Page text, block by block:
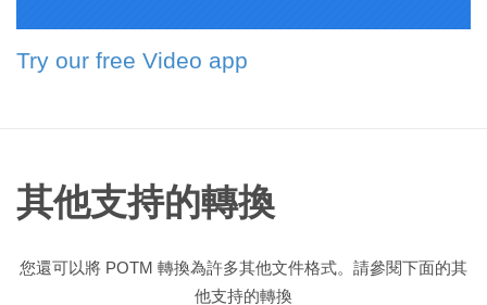
Try our free Video app
其他支持的轉換
您還可以將 POTM 轉換為許多其他文件格式。請參閱下面的其
他支持的轉換